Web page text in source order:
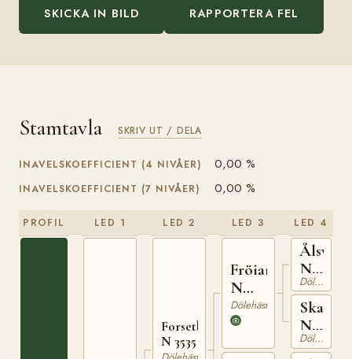
SKICKA IN BILD RAPPORTERA FEL
Stamtavla SKRIV UT / DELA
INAVELSKOEFFICIENT (4 NIVÅER) 0,00 %
INAVELSKOEFFICIENT (7 NIVÅER) 0,00 %
PROFIL LED 1 LED 2
Forsetblessen
N 3535
LED 3
Fröiar
N
2122
Dölehäst
LED 4
N
1881
Dölehäst
N
21788
Dölehäst